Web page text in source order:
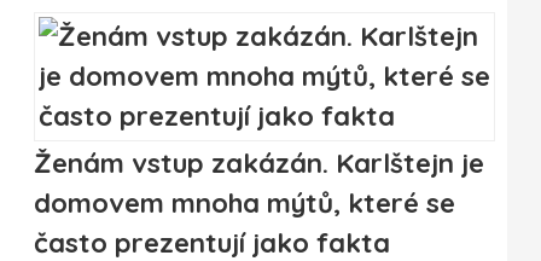
Ženám vstup zakázán. Karlštejn je
domovem mnoha mýtů, které se
často prezentují jako fakta